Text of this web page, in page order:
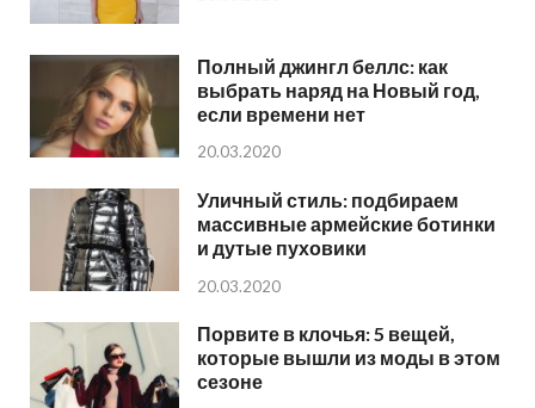
Полный джингл беллс: как
выбрать наряд на Новый год,
если времени нет
20.03.2020
Уличный стиль: подбираем
массивные армейские ботинки
и дутые пуховики
20.03.2020
Порвите в клочья: 5 вещей,
которые вышли из моды в этом
сезоне